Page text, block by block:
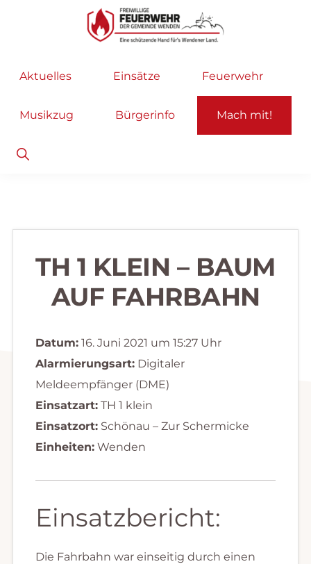
Hauptnavigation
Feuerwehr
helfen
selbstverständlich!
Aktuelles Einsätze Feuerwehr
Musikzug Bürgerinfo Mach mit!
Show
Search
TH 1 KLEIN – BAUM
AUF FAHRBAHN
Datum:16. Juni 2021 um 15:27 Uhr
Alarmierungsart:Digitaler
Meldeempfänger (DME)
Einsatzart:TH 1 klein
Einsatzort:Schönau – Zur Schermicke
Einheiten:Wenden
Einsatzbericht:
Die Fahrbahn war einseitig durch einen